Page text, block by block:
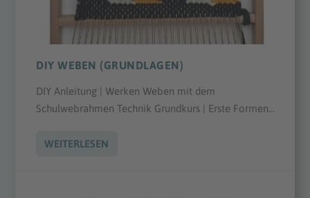
DIY WEBEN (GRUNDLAGEN)
DIY Anleitung | Werken Weben mit dem
Schulwebrahmen Technik Grundkurs | Erste Formen...
WEITERLESEN